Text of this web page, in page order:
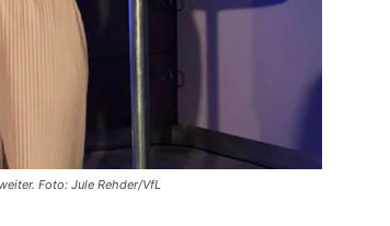
Foto: Jule Rehder/VfL